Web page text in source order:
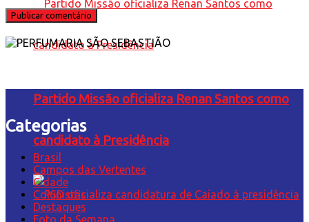
Partido Missão oficializa Renan Santos como
candidato à Presidência
Categorias
Brasil
Campos das Vertentes
Cidade
Colunistas
Destaques
Foto da Semana